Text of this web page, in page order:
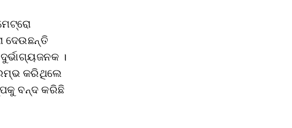
ଦେଉଛନ୍ତି
।
କରିଥିଲେ
ବନ୍ଦ କରିଛି